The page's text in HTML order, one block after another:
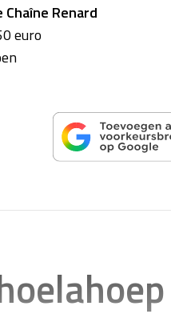
Renard
euro